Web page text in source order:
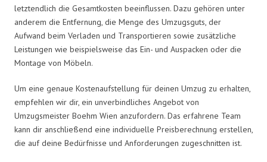
letztendlich die Gesamtkosten beeinflussen. Dazu gehören unter
anderem die Entfernung, die Menge des Umzugsguts, der
Aufwand beim Verladen und Transportieren sowie zusätzliche
Leistungen wie beispielsweise das Ein- und Auspacken oder die
Montage von Möbeln.
Um eine genaue Kostenaufstellung für deinen Umzug zu erhalten,
empfehlen wir dir, ein unverbindliches Angebot von
Umzugsmeister Boehm Wien anzufordern. Das erfahrene Team
kann dir anschließend eine individuelle Preisberechnung erstellen,
die auf deine Bedürfnisse und Anforderungen zugeschnitten ist.